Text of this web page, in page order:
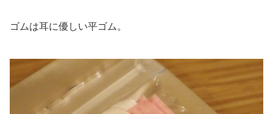
ゴムは耳に優しい平ゴム。